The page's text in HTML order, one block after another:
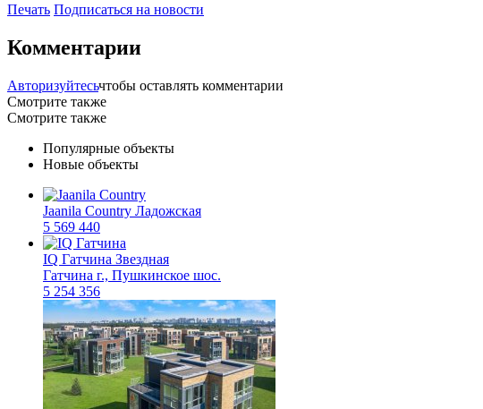
Печать Подписаться на новости
Комментарии
Авторизуйтесьчтобы оставлять комментарии
Смотрите также
Смотрите также
Популярные объекты
Новые объекты
Jaanila Country Ладожская
5 569 440
IQ Гатчина Звездная
Гатчина г., Пушкинское шос.
5 254 356